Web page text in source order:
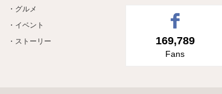
グルメ
イベント
ストーリー
169,789
Fans